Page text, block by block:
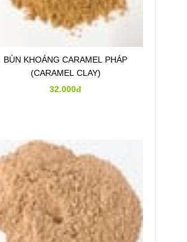
BÙN KHOÁNG CARAMEL PHÁP
(CARAMEL CLAY)
32.000đ